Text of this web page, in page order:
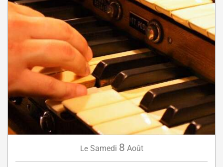
Le Samedi 8 Août